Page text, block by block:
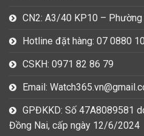
CN2: A3/40 KP10 –
Hotline đặt hàng: 07 0880
CSKH: 0971 82 86 79
Email:
GPĐKKD: Số 47A8089581
Đồng Nai, cấp ngày 12/6/2024